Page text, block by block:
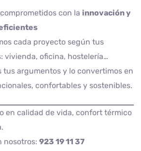
con la innovación y
cada proyecto según tus
vivienda, oficina, hostelería…
tus argumentos y lo convertimos en
confortables y sostenibles.
en calidad de vida, confort térmico
nosotros:923 19 11 37